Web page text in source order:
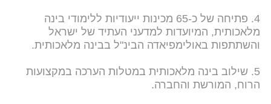
4. פתיחה של כ-65 מכינות ייעודיות ללימודי בינה
מלאכותית, המיועדות למדעני העתיד של ישראל
והשתתפות באולימפיאדה הבינ"ל בבינה מלאכותית.
5. שילוב בינה מלאכותית במטלות הערכה במקצועות
הרוח, המורשת והחברה.